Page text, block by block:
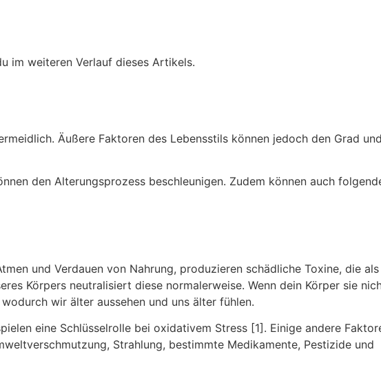
im weiteren Verlauf dieses Artikels.
Äußere Faktoren des Lebensstils können jedoch den Grad
den Alterungsprozess beschleunigen. Zudem können auch
und Verdauen von Nahrung, produzieren schädliche Toxine, die
Körpers neutralisiert diese normalerweise. Wenn dein Körper sie
wir älter aussehen und uns älter fühlen.
eine Schlüsselrolle bei oxidativem Stress [1]. Einige andere
Strahlung, bestimmte Medikamente, Pestizide und